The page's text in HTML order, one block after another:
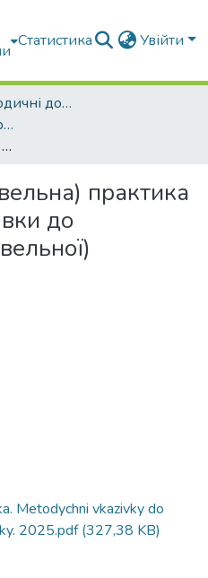
Статистика Увійти
Навчально-методичні документи
Методичні вказівки та рекомендації
Навчальна (будівельна) практика : методичні вказівки до навчальної (будівельної) практики
практика
до
Metodychni vkazivky do
2025.pdf(327,38 KB)